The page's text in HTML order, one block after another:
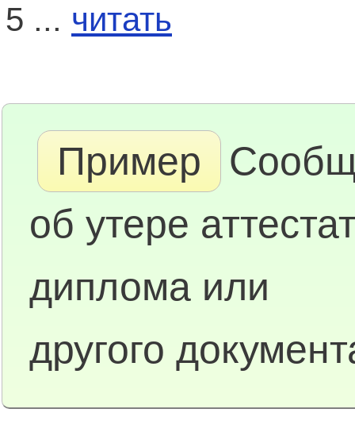
5 ... читать
Пример
об утере
диплома или
другого